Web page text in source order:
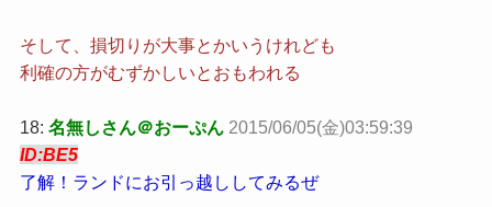
そして、損切りが大事とかいうけれども
利確の方がむずかしいとおもわれる
18: 名無しさん＠おーぷん 2015/06/05(金)03:59:39
ID:BE5
了解！ランドにお引っ越ししてみるぜ